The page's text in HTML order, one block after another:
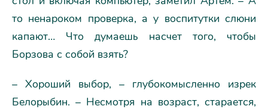
то ненароком проверка, а у воспитутки слюни
капают… Что думаешь насчет того, чтобы
Борзова с собой взять?
– Хороший выбор, – глубокомысленно изрек
Белорыбин. – Несмотря на возраст, старается,